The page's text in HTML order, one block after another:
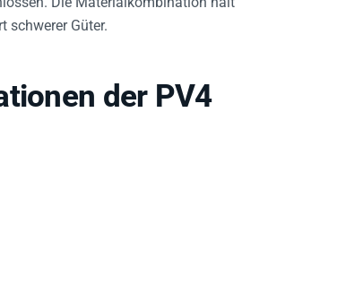
schwerer Güter.
der PV4